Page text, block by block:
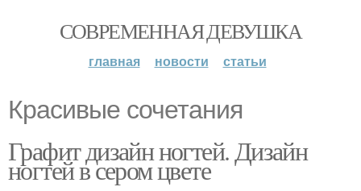
СОВРЕМЕННАЯ ДЕВУШКА
главная новости статьи
Красивые сочетания
Графит дизайн ногтей. Дизайн
ногтей в сером цвете